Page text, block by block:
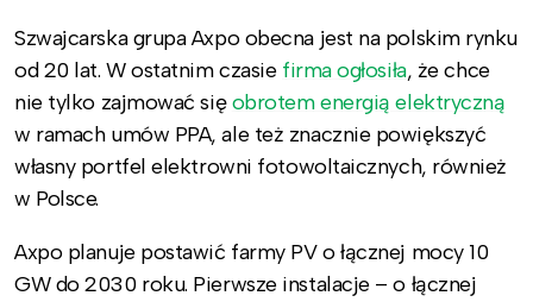
Szwajcarska grupa Axpo obecna jest na polskim rynku
od 20 lat. W ostatnim czasie firma ogłosiła, że chce
nie tylko zajmować sięobrotem energią elektryczną
w ramach umów PPA, ale też znacznie powiększyć
własny portfel elektrowni fotowoltaicznych, również
w Polsce.
Axpo planuje postawić farmy PV o łącznej mocy 10
GW do 2030 roku. Pierwsze instalacje – o łącznej